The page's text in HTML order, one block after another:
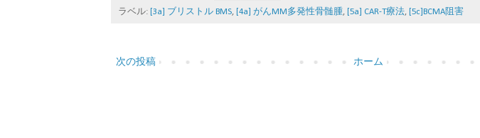
ラベル: [3a] ブリストル BMS, [4a] がんMM多発性骨髄腫, [5a] CAR-T療法, [5c]BCMA阻害
次の投稿 ホーム